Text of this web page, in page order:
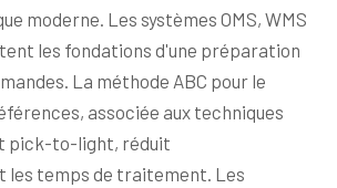
moderne. Les systèmes OMS, WMS
les fondations d'une préparation
La méthode ABC pour le
associée aux techniques
pick-to-light, réduit
les temps de traitement. Les